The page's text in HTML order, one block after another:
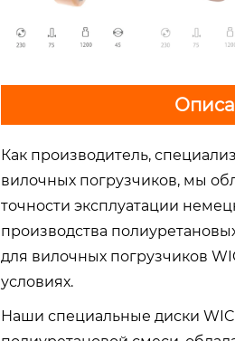
Как производитель,
вилочных погрузчиков, мы
точности эксплуатации
производства
для вилочных погрузчиков
условиях.
Наши специальные диски